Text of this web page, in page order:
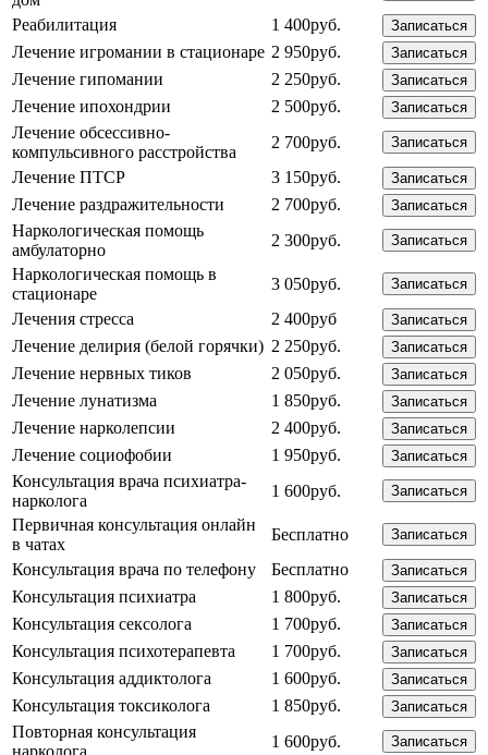
Реабилитация 1 400руб. Записаться
Лечение игромании в стационаре 2 950руб. Записаться
Лечение гипомании 2 250руб. Записаться
Лечение ипохондрии 2 500руб. Записаться
Лечение обсессивно-
компульсивного расстройства
2 700руб. Записаться
Лечение ПТСР 3 150руб. Записаться
Лечение раздражительности 2 700руб. Записаться
Наркологическая помощь
амбулаторно
2 300руб. Записаться
Наркологическая помощь в
стационаре
3 050руб. Записаться
Лечения стресса 2 400руб Записаться
Лечение делирия (белой горячки) 2 250руб. Записаться
Лечение нервных тиков 2 050руб. Записаться
Лечение лунатизма 1 850руб. Записаться
Лечение нарколепсии 2 400руб. Записаться
Лечение социофобии 1 950руб. Записаться
Консультация врача психиатра-
нарколога
1 600руб. Записаться
Первичная консультация онлайн
в чатах
Бесплатно Записаться
Консультация врача по телефону Бесплатно Записаться
Консультация психиатра 1 800руб. Записаться
Консультация сексолога 1 700руб. Записаться
Консультация психотерапевта 1 700руб. Записаться
Консультация аддиктолога 1 600руб. Записаться
Консультация токсиколога 1 850руб. Записаться
Повторная консультация
1 600руб. Записаться